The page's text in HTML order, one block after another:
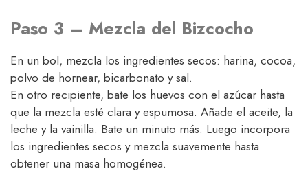
Paso 3 – Mezcla del Bizcocho
En un bol, mezcla los ingredientes secos: harina, cocoa,
polvo de hornear, bicarbonato y sal.
En otro recipiente, bate los huevos con el azúcar hasta
que la mezcla esté clara y espumosa. Añade el aceite, la
leche y la vainilla. Bate un minuto más. Luego incorpora
los ingredientes secos y mezcla suavemente hasta
obtener una masa homogénea.